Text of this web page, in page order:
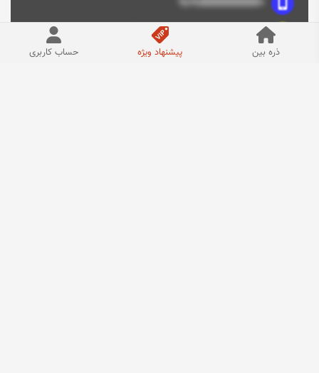
مشاهده اطلاعات تماس
http://www.example.com/
info@example.com
ذره بین پیشنهاد ویژه حساب کاربری